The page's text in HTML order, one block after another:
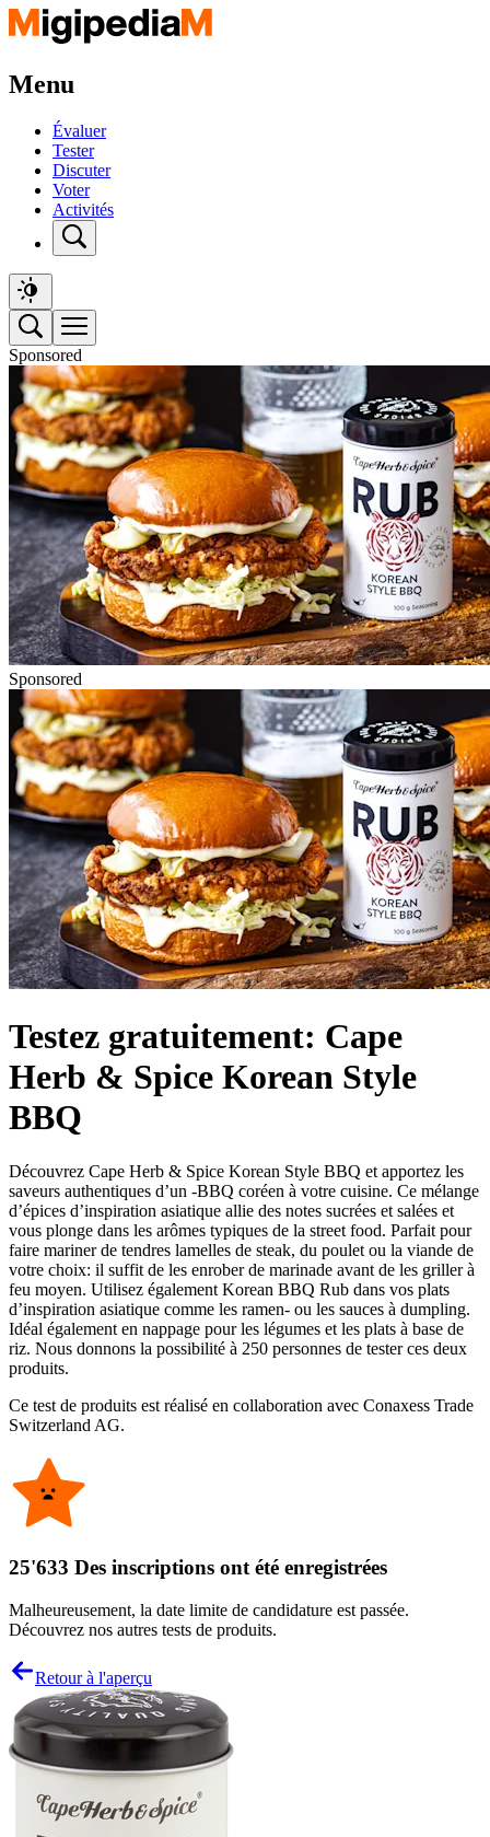
Menu
Évaluer
Tester
Discuter
Voter
Activités
Sponsored
Sponsored
Testez gratuitement: Cape
Herb & Spice Korean Style
BBQ
Découvrez Cape Herb & Spice Korean Style BBQ et apportez les
saveurs authentiques d’un ‑BBQ coréen à votre cuisine. Ce mélange
d’épices d’inspiration asiatique allie des notes sucrées et salées et
vous plonge dans les arômes typiques de la street food. Parfait pour
faire mariner de tendres lamelles de steak, du poulet ou la viande de
votre choix: il suffit de les enrober de marinade avant de les griller à
feu moyen. Utilisez également Korean BBQ Rub dans vos plats
d’inspiration asiatique comme les ramen‑ ou les sauces à dumpling.
Idéal également en nappage pour les légumes et les plats à base de
riz. Nous donnons la possibilité à 250 personnes de tester ces deux
produits.
Ce test de produits est réalisé en collaboration avec Conaxess Trade
Switzerland AG.
25'633 Des inscriptions ont été enregistrées
Malheureusement, la date limite de candidature est passée.
Découvrez nos autres tests de produits.
Retour à l'aperçu